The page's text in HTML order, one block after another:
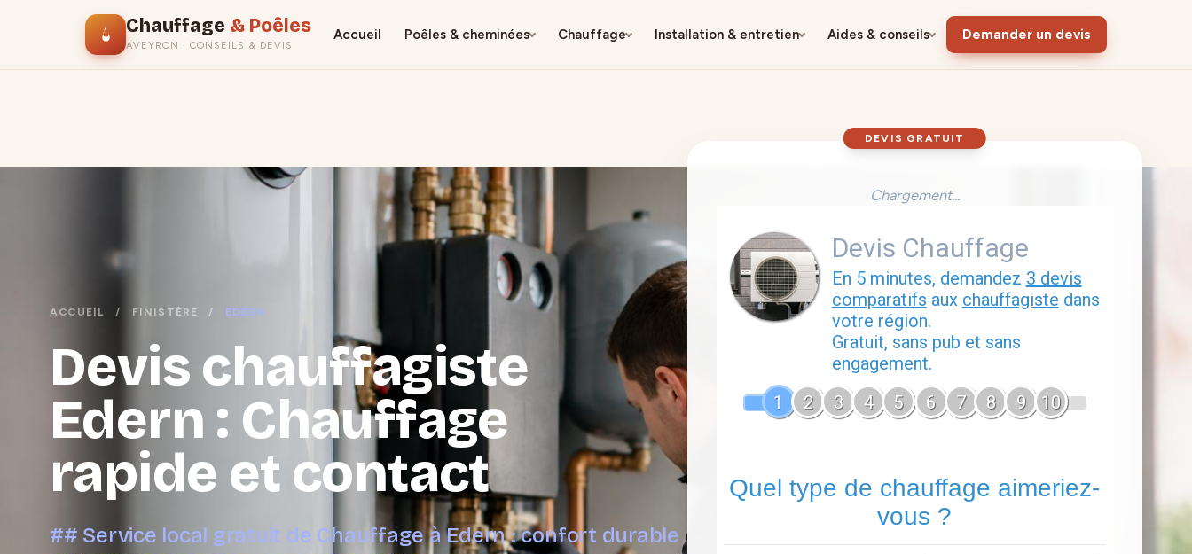
Chauffage & Poêles
AVEYRON · CONSEILS & DEVIS
Accueil Poêles & cheminées Chauffage Installation & entretien Aides & conseils Demander un devis
ACCUEIL / FINISTÈRE / EDERN
Devis chauffagiste
Edern : Chauffage
rapide et contact
## Service local gratuit de Chauffage à Edern : confort durable
DEVIS GRATUIT
Chargement...
Devis Chauffage
En 5 minutes, demandez 3 devis
comparatifs aux chauffagiste dans
votre région.
Gratuit, sans pub et sans
engagement.
1
2 3 4 5 6 7 8 9 10
Quel type de chauffage aimeriez-
vous ?